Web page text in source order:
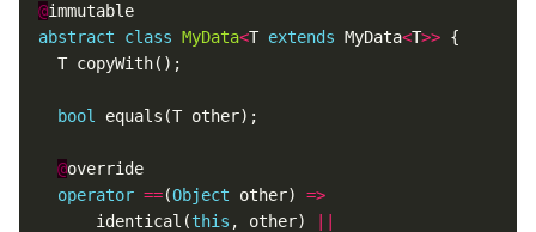
@
abstract
class MyData<T extends MyData<T>>
bool
@
operator ==(Object other) =>
      identical(
this , other)